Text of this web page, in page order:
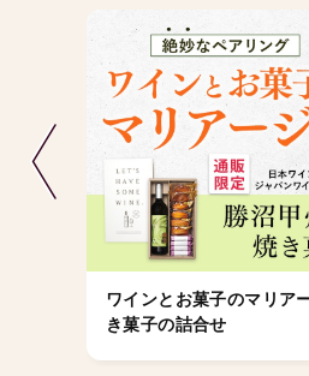
ワインとお菓子のマリア
き菓子の詰合せ